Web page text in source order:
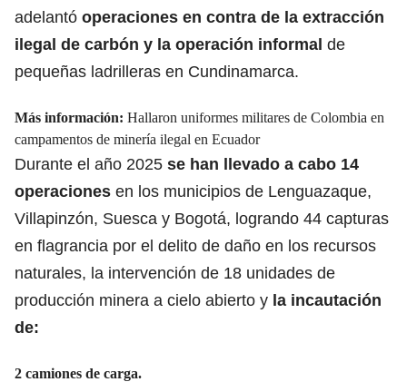
adelantó operaciones en contra de la extracción
ilegal de carbón y la operación informal de
pequeñas ladrilleras en Cundinamarca.
Más información: Hallaron uniformes militares de Colombia en
campamentos de minería ilegal en Ecuador
Durante el año 2025 se han llevado a cabo 14
operaciones en los municipios de Lenguazaque,
Villapinzón, Suesca y Bogotá, logrando 44 capturas
en flagrancia por el delito de daño en los recursos
naturales, la intervención de 18 unidades de
producción minera a cielo abierto y la incautación
de:
2 camiones de carga.